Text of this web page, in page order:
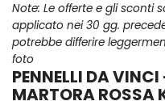
Note: Le offerte e gli sconti
applicato nei 30 gg.
potrebbe differire
foto
PENNELLI DA
MARTORA ROSSA